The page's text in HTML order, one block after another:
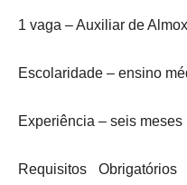
1 vaga – Auxiliar de
Escolaridade – ensino
Experiência – seis
Requisitos